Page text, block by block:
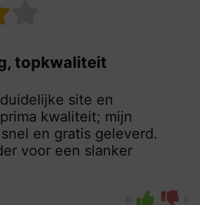
topkwaliteit
site en
kwaliteit; mijn
en gratis geleverd.
voor een slanker
0 0